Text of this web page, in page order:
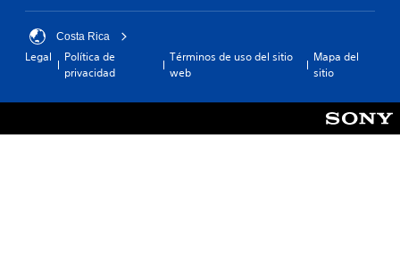
Costa Rica
Legal
Política de
privacidad
Términos de uso del sitio
web
Mapa del
sitio